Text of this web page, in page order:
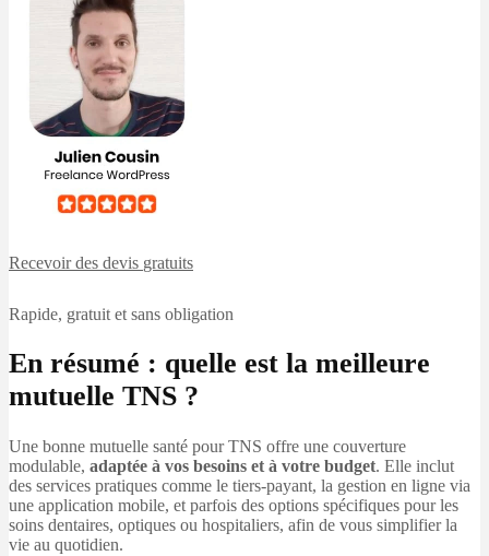
Recevoir des devis gratuits
Rapide, gratuit et sans obligation
En résumé : quelle est la meilleure
mutuelle TNS ?
Une bonne mutuelle santé pour TNS offre une couverture
modulable, adaptée à vos besoins et à votre budget. Elle inclut
des services pratiques comme le tiers-payant, la gestion en ligne via
une application mobile, et parfois des options spécifiques pour les
soins dentaires, optiques ou hospitaliers, afin de vous simplifier la
vie au quotidien.